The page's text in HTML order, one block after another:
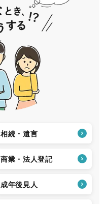
相続・遺言
商業・法人登記
成年後見人